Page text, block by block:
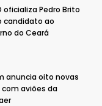
oficializa Pedro Brito
candidato ao
do Ceará
anuncia oito novas
aviões da